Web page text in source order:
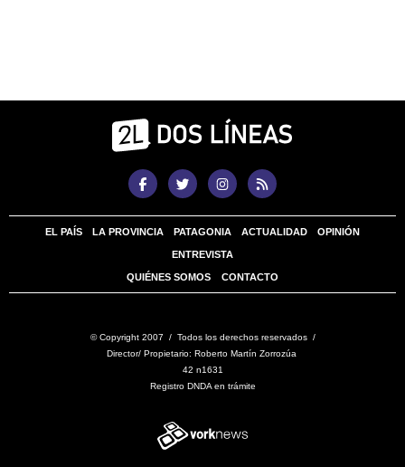
EL PAÍS LA PROVINCIA PATAGONIA ACTUALIDAD OPINIÓN
ENTREVISTA
QUIÉNES SOMOS CONTACTO
© Copyright 2007 / Todos los derechos reservados /
Director/ Propietario: Roberto Martín Zorrozúa
42 n1631
Registro DNDA en trámite